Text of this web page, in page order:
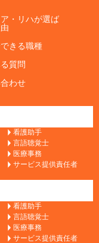
・リハが選ば
きる職種
質問
わせ
看護助手
言語聴覚士
医療事務
サービス提供責任者
看護助手
言語聴覚士
医療事務
サービス提供責任者